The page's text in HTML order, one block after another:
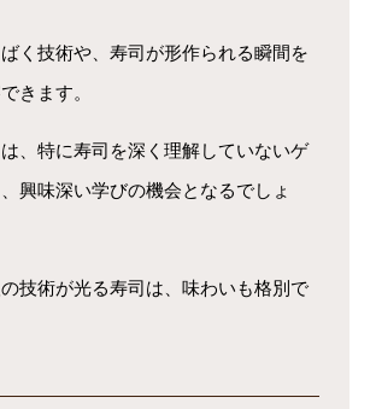
く技術や、寿司が形作られる瞬間を
きます。
、特に寿司を深く理解していないゲ
興味深い学びの機会となるでしょ
技術が光る寿司は、味わいも格別で